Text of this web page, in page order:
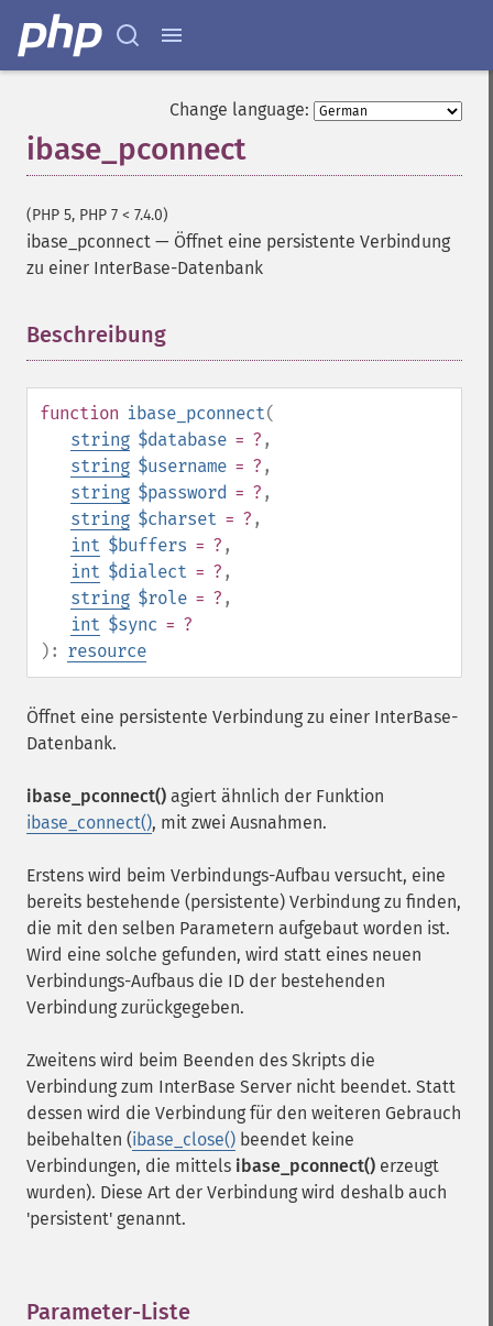
Change language:
ibase_pconnect
(PHP 5, PHP 7 < 7.4.0)
ibase_pconnect — Öffnet eine persistente Verbindung
zu einer InterBase-Datenbank
Beschreibung
function ibase_pconnect(
string $database = ? ,
string $username = ? ,
string $password = ? ,
string $charset = ? ,
int $buffers = ? ,
int $dialect = ? ,
string $role = ? ,
int $sync = ?
): resource
Öffnet eine persistente Verbindung zu einer InterBase-
Datenbank.
ibase_pconnect() agiert ähnlich der Funktion
ibase_connect(), mit zwei Ausnahmen.
Erstens wird beim Verbindungs-Aufbau versucht, eine
bereits bestehende (persistente) Verbindung zu finden,
die mit den selben Parametern aufgebaut worden ist.
Wird eine solche gefunden, wird statt eines neuen
Verbindungs-Aufbaus die ID der bestehenden
Verbindung zurückgegeben.
Zweitens wird beim Beenden des Skripts die
Verbindung zum InterBase Server nicht beendet. Statt
dessen wird die Verbindung für den weiteren Gebrauch
beibehalten (ibase_close() beendet keine
Verbindungen, die mittels ibase_pconnect() erzeugt
wurden). Diese Art der Verbindung wird deshalb auch
'persistent' genannt.
Parameter-Liste